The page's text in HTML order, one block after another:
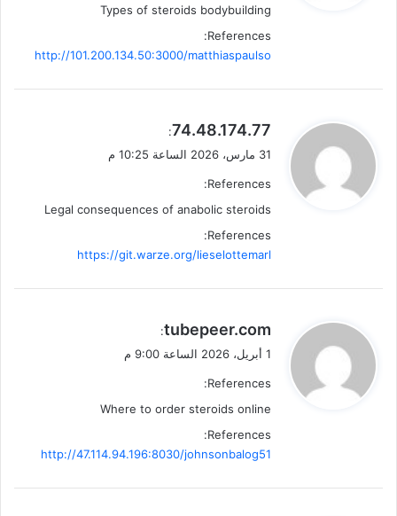
Types of steroids bodybuilding
References:
http://101.200.134.50:3000/matthiaspaulso
ي
ل
74.48.174.77
:
31 مارس، 2026 الساعة 10:25 م
References:
Legal consequences of anabolic steroids
References:
https://git.warze.org/lieselottemarl
ي
ل
tubepeer.com
:
1 أبريل، 2026 الساعة 9:00 م
References:
Where to order steroids online
References:
http://47.114.94.196:8030/johnsonbalog51